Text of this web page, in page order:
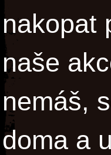
nakopat
naše
nemáš,
doma a